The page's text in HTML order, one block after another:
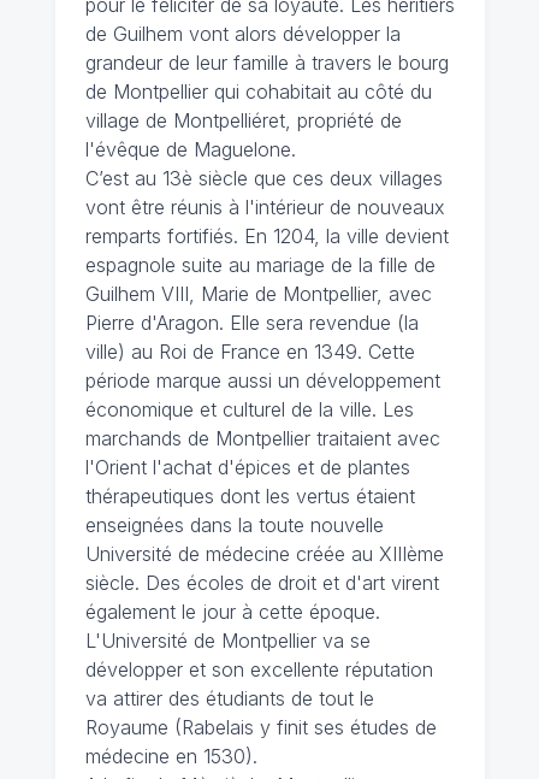
de Guilhem vont alors développer la
grandeur de leur famille à travers le bourg
de Montpellier qui cohabitait au côté du
village de Montpelliéret, propriété de
l'évêque de Maguelone.
C’est au 13è siècle que ces deux villages
vont être réunis à l'intérieur de nouveaux
remparts fortifiés. En 1204, la ville devient
espagnole suite au mariage de la fille de
Guilhem VIII, Marie de Montpellier, avec
Pierre d'Aragon. Elle sera revendue (la
ville) au Roi de France en 1349. Cette
période marque aussi un développement
économique et culturel de la ville. Les
marchands de Montpellier traitaient avec
l'Orient l'achat d'épices et de plantes
thérapeutiques dont les vertus étaient
enseignées dans la toute nouvelle
Université de médecine créée au XIIIème
siècle. Des écoles de droit et d'art virent
également le jour à cette époque.
L'Université de Montpellier va se
développer et son excellente réputation
va attirer des étudiants de tout le
Royaume (Rabelais y finit ses études de
médecine en 1530).